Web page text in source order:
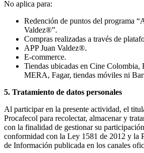
No aplica para:
Redención de puntos del programa
Valdez®”.
Compras realizadas a través de
APP Juan Valdez®.
E-commerce.
Tiendas ubicadas en Cine Colombia,
MERA, Fagar, tiendas móviles ni
5. Tratamiento de datos personales
Al participar en la presente actividad, el
Procafecol para recolectar, almacenar y
con la finalidad de gestionar su
conformidad con la Ley 1581 de 2012 y la
de Información publicada en los canales